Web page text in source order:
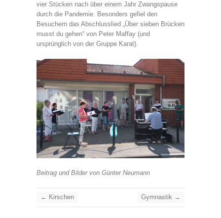
vier Stücken nach über einem Jahr Zwangspause
durch die Pandemie. Besonders gefiel den
Besuchern das Abschlusslied „Über sieben Brücken
musst du gehen“ von Peter Maffay (und
ursprünglich von der Gruppe Karat).
Beitrag und Bilder von Günter Neumann
← Kirschen Gymnastik →